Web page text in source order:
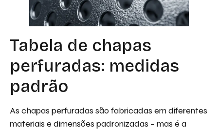
Tabela de chapas
perfuradas: medidas
padrão
As chapas perfuradas são fabricadas em diferentes
materiais e dimensões padronizadas – mas é a